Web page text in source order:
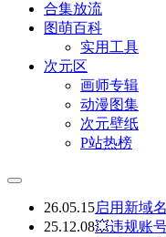
合集放流
图萌百科
实用工具
次元区
画师专辑
动漫图集
次元壁纸
P站热榜
26.05.15启用新域
25.12.08💥违规账